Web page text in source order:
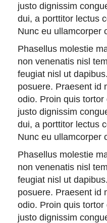
justo dignissim
dui, a porttitor lectus
Nunc eu ullamcorper
Phasellus molestie
non venenatis nisl
feugiat nisl ut
posuere. Praesent id
odio. Proin quis
justo dignissim
dui, a porttitor lectus
Nunc eu ullamcorper
Phasellus molestie
non venenatis nisl
feugiat nisl ut
posuere. Praesent id
odio. Proin quis
justo dignissim